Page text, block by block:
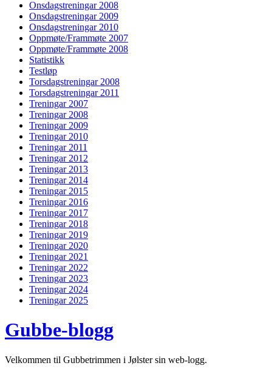
Onsdagstreningar 2008
Onsdagstreningar 2009
Onsdagstreningar 2010
Oppmøte/Frammøte 2007
Oppmøte/Frammøte 2008
Statistikk
Testløp
Torsdagstreningar 2008
Torsdagstreningar 2011
Treningar 2007
Treningar 2008
Treningar 2009
Treningar 2010
Treningar 2011
Treningar 2012
Treningar 2013
Treningar 2014
Treningar 2015
Treningar 2016
Treningar 2017
Treningar 2018
Treningar 2019
Treningar 2020
Treningar 2021
Treningar 2022
Treningar 2023
Treningar 2024
Treningar 2025
Gubbe-blogg
Velkommen til Gubbetrimmen i Jølster sin web-logg.